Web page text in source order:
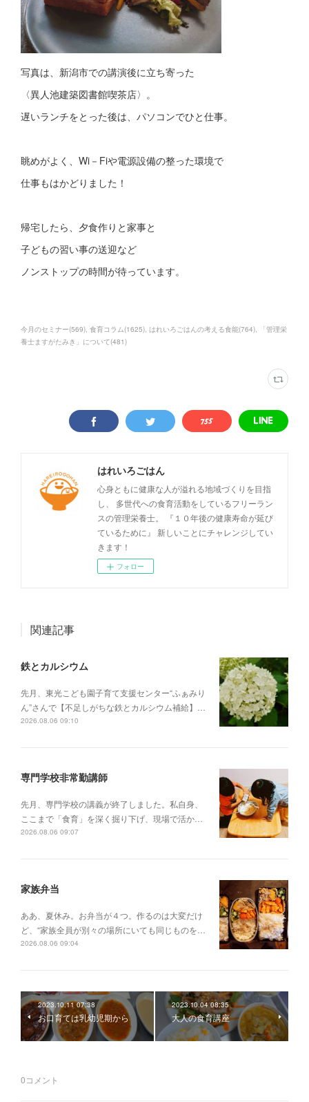
写真は、新潟市での講演後に立ち寄った
〈異人池建築図書館喫茶店〉。
遅いランチをとった後は、パソコンでひと仕事。
眺めがよく、Wi－Fiや電源設備の整った環境で
仕事もはかどりました！
帰宅したら、夕食作りと家事と
子どもの習い事の送迎など
ノンストップの時間が待っています。
今月のセミナー(569) 食育コラム(1625) はれいろごはんの考える食能(764)
「管理栄
養士ますがたみき」について(481)
はれいろごはん
心身ともに健康な人が溢れる地域づくりを目指
し、 多世代への食育活動をしているフリーラン
スの管理栄養士。 『１０年後の健康寿命が延び
ているために』 新しいことにチャレンジしてい
きます！
フォロー
関連記事
鉄とカルシウム
先月、東光こども園子育て支援センター“ふぁみり
ん”さんで【不足しがちな鉄とカルシウム補給】…
2026.08.06 09:10
専門学校非常勤講師
先月、専門学校の講義が終了しました。私自身、
ここまで「食育」を深く掘り下げ、現場で活か…
2026.08.06 09:07
家族弁当
ああ、夏休み。お弁当が４つ。作るのは大変だけ
ど、“家族全員が別々の場所にいても同じものを…
2026.08.06 09:04
2023.10.11 07:38
お口育ては乳幼児期から
2023.10.04 08:35
大人の食育講座
0コメント